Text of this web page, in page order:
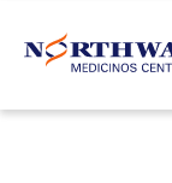
Darbo laikas
Paieška
E-Registracija